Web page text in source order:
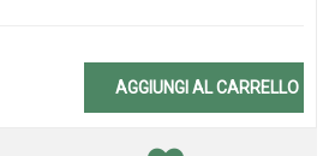
AGGIUNGI AL CARRELLO